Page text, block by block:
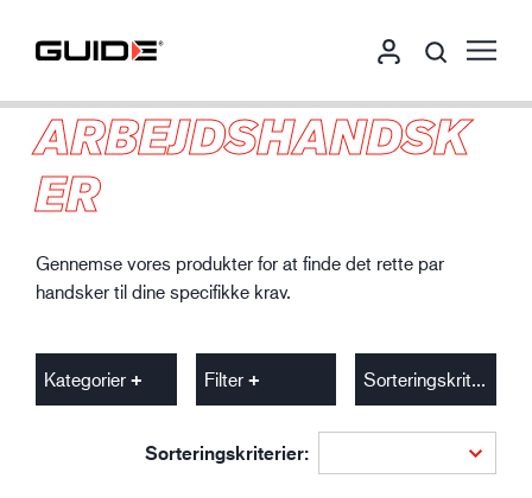
ARBEJDSHANDSK
ER
Gennemse vores produkter for at finde det rette par
handsker til dine specifikke krav.
Kategorier Filter Sorteringskriterier
Sorteringskriterier: